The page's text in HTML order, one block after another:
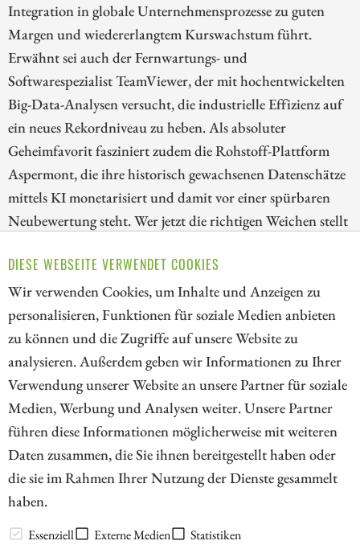
DIESE WEBSEITE VERWENDET COOKIES
Wir verwenden Cookies, um Inhalte und Anzeigen zu
personalisieren, Funktionen für soziale Medien anbieten
zu können und die Zugriffe auf unsere Website zu
analysieren. Außerdem geben wir Informationen zu Ihrer
Verwendung unserer Website an unsere Partner für soziale
Medien, Werbung und Analysen weiter. Unsere Partner
führen diese Informationen möglicherweise mit weiteren
Daten zusammen, die Sie ihnen bereitgestellt haben oder
die sie im Rahmen Ihrer Nutzung der Dienste gesammelt
haben.
Essenziell Externe Medien Statistiken
Integration in globale Unternehmensprozesse zu guten
Margen und wiedererlangtem Kurswachstum führt.
Erwähnt sei auch der Fernwartungs- und
Softwarespezialist TeamViewer, der mit hochentwickelten
Big-Data-Analysen versucht, die industrielle Effizienz auf
ein neues Rekordniveau zu heben. Als absoluter
Geheimfavorit fasziniert zudem die Rohstoff-Plattform
Aspermont, die ihre historisch gewachsenen Datenschätze
mittels KI monetarisiert und damit vor einer spürbaren
Neubewertung steht. Wer jetzt die richtigen Weichen stellt
niedrigen Einstieg zu interessanten Turnaround-
Kandidaten. Der Schlüssel liegt im richtigen Timing.
ZUM KOMMENTAR
// kapitalerhoehungen.de - © 2026 - Die Informationsplattform für
Investoren und Unternehmen rund um Kapitalerhöhung, Kapitalmarkt
und Unternehmensfinanzierung
LEXIKON